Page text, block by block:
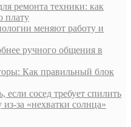
ремонта техники: как
плату
меняют работу и
ручного общения в
Как правильный блок
если сосед требует спилить
за «нехватки солнца»